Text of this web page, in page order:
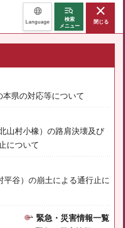
Language
検索
メニュー
閉じる
県の対応等について
山村小橡）の路肩決壊及び
について
平谷）の崩土による通行止に
緊急・災害情報一覧